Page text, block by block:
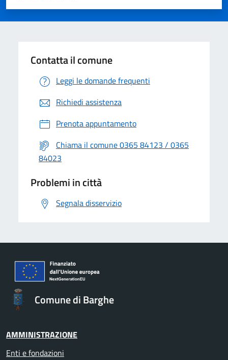
Valuta 5 stelle su 5
Valuta 4 stelle su 5
Valuta 3 stelle su 5
Valuta 2 stelle su 5
Valuta 1 stelle su 5
Contatta il comune
Leggi le domande frequenti
Richiedi assistenza
Prenota appuntamento
Chiama il comune 0365 84123 / 0365
84023
Problemi in città
Segnala disservizio
Comune di Barghe
AMMINISTRAZIONE
Enti e fondazioni